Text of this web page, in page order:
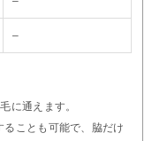
–
に通えます。
ことも可能で、脇だけ